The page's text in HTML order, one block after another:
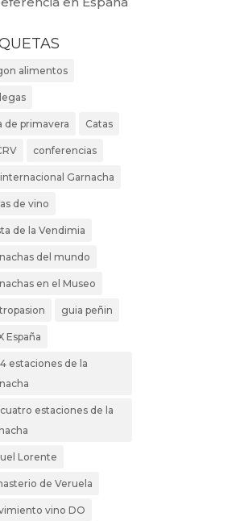
alimentos
de primavera Catas
conferencias
Garnacha
de vino
de la Vendimia
del mundo
en el Museo
guia peñin
España
estaciones de la
estaciones de la
Lorente
de Veruela
vino DO